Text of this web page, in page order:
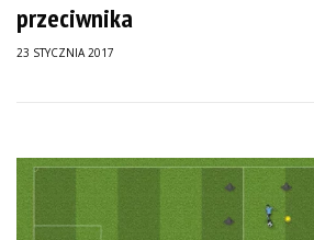
przeciwnika
23 STYCZNIA 2017